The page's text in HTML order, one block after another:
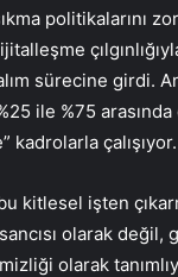
politikalarını
sürecine girdi.
ile %75
kadrolarla çalışıyor.
kitlesel işten
olarak değil,
olarak